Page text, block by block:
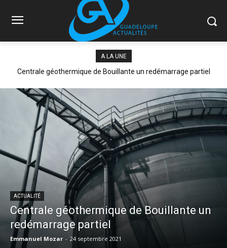
A LA UNE
Centrale géothermique de Bouillante un redémarrage partiel
ACTUALITÉ
Centrale géothermique de Bouillante un
redémarrage partiel
Emmanuel Mozar - 24 septembre 2021